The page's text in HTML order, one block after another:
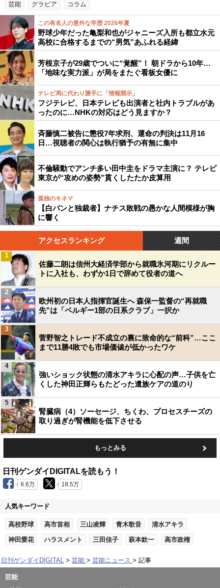
芸能 グラビア コラム
この有名人の意外な学歴 2026年夏
野球少年だった亀梨和也がジャニーズ入所も都立水元
高校に合格するまでの“男気”あふれる経緯
芳根京子が29歳でついに“覚醒”！ 朝ドラから10年…
「地味な実力派」が局をまたぐ看板女優に
テレビ局に代わり勝手に「情報開示」
フジテレビ、日本テレビも出演者と社内トラブルがあ
ったのに…NHKの対応はどう見ますか？
斉藤慎二被告に懲役7年求刑、運命の判決は11月16
日…視聴者の関心は執行猶予の有無に集中
不倫騒動でアンチ多い田中圭をドラマ主演に？ テレビ
東京が“攻めの姿勢”貫くしたたか皮算用
孤独のキネマ
【白パンと独裁者】ナチス敗戦の愚かな人間模様が胸
に響く
アクセスランキング 週間
佐藤二朗は信州大経済学部から就職氷河期にリクルー
トに入社も、わずか1日で辞めて役者の道へ
1
欧州初の日本人指揮官誕生へ 森保一監督の“再就職
先”は「ベルギー1部の日系クラブ」一択か
2
菅野智之トレード不成立の裏に致命的な“前科”…ここ
まで11勝4敗でも市場価値が低かったワケ
3
強いショック状態の清水アキラに心配の声…子供を亡
くした神田正輝らもたどった遺族ケアの道のり
4
腎臓病（4）ソーセージ、ちくわ、プロセスチーズの
取り過ぎが腎機能を低下させる
5
もっとみる
日刊ゲンダイDIGITALを読もう！
6.6万 18.5万
人気キーワード
高校野球 高市首相 三山凌輝 青木歌音 清水アキラ
神田愛花 ハラスメント 三田佳子 萩本欽一 高市政権
日刊ゲンダイDIGITAL 芸能 芸能ニュース 記事
芸能